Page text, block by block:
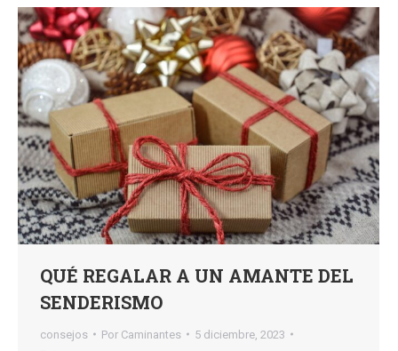
QUÉ REGALAR A UN AMANTE DEL
SENDERISMO
consejos Por Caminantes
5 diciembre, 2023